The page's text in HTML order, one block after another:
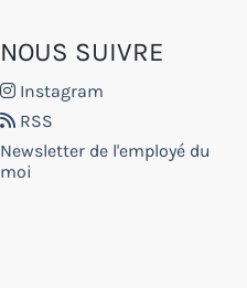
NOUS SUIVRE
Instagram
RSS
Newsletter de l'employé du
moi